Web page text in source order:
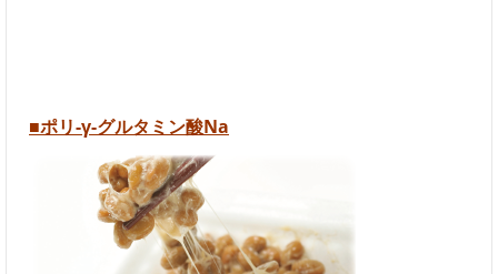
■ポリ-γ-グルタミン酸Na